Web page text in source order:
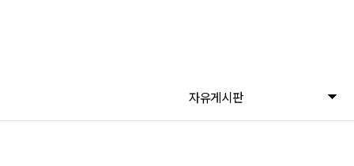
자유게시판